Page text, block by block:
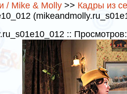
/ Mike & Molly >> Кадры из
::